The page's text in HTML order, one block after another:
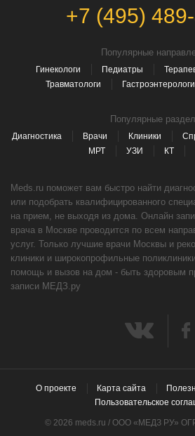
+7 (495)
Популярные
Гинекологи Педиатры
Травматологи
Гастроэнтерологи
Популярные
Диагностика Врачи Клиники
МРТ
УЗИ КТ
Meds.ru поможет вам быстро найти
или подобрать квалифицированного
на прием, не выходя из дома. Онлайн
врача в Москве проводится по всем
услуг. Только лучшие врачи Москвы и
клиники и широкопрофильные
помощь и вызов на дом - быть здоровым
записи МЕДЗ.ру
О проекте Карта сайта
Пользовательское
© 2026 meds.ru / ООО «МЕДЗ РУ»